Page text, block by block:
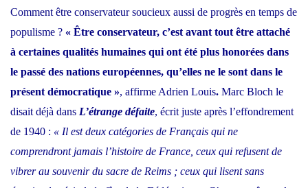
Comment être conservateur soucieux aussi de progrès en temps de
populisme ? « Être conservateur, c’est avant tout être attaché
à certaines qualités humaines qui ont été plus honorées dans
le passé des nations européennes, qu’elles ne le sont dans le
présent démocratique », affirme Adrien Louis. Marc Bloch le
disait déjà dans L’étrange défaite, écrit juste après l’effondrement
de 1940 : « Il est deux catégories de Français qui ne
comprendront jamais l’histoire de France, ceux qui refusent de
vibrer au souvenir du sacre de Reims ; ceux qui lisent sans